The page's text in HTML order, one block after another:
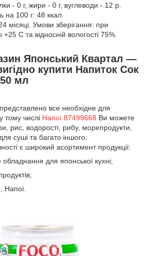
- 0 г, жири - 0 г, вуглеводи - 12 р.
на 100 г: 48 ккал.
місяці. Умови зберігання: при
С та відносній вологості 75%.
Японський Квартал —
купити Напиток Сок
мл
все необхідне для
тому числі Напої 87499668 Ви можете
рис, водорості, рибу, морепродукти,
суші та багато іншого.
є широкий асортимент продукції:
обладнання для японської кухні;
Напої.